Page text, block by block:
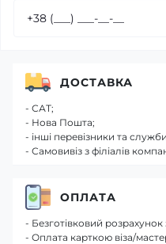
ДОСТАВКА
- САТ;
- Нова Пошта;
- інші перевізники та
- Самовивіз з філіалів
ОПЛАТА
- Безготівковий
- Оплата карткою віза/